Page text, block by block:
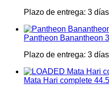
Plazo de entrega: 3 días
Pantheon Banantheon
Plazo de entrega: 3 días
Mata Hari complete